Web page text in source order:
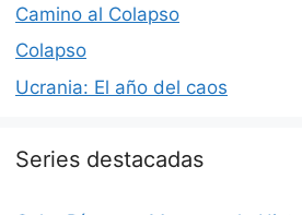
Camino al Colapso
Colapso
Ucrania: El año del caos
Series destacadas